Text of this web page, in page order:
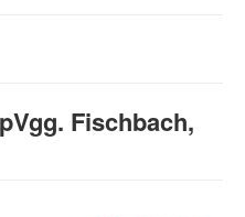
Fischbach,